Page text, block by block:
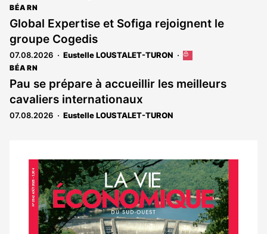
BÉARN
Global Expertise et Sofiga rejoignent le
groupe Cogedis
07.08.2026 Eustelle LOUSTALET-TURON
Cet
est
réservé
BÉARN
Pau se prépare à accueillir les meilleurs
cavaliers internationaux
07.08.2026 Eustelle LOUSTALET-TURON
Notre
dernier
magazine